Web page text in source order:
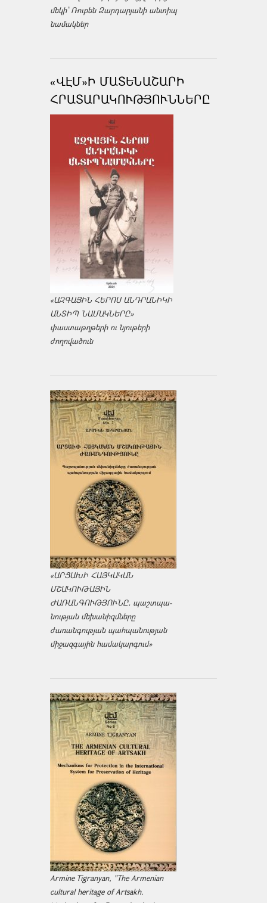
մեկի՝ Ռուբեն Զարդարյանի անտիպ
նամակներ
«ՎԷՄ»Ի ՄԱՏԵՆԱՇԱՐԻ
ՀՐԱՏԱՐԱԿՈՒԹՅՈՒՆՆԵՐԸ
«ԱԶԳԱՅԻՆ ՀԵՐՈՍ ԱՆԴՐԱՆԻԿԻ
ԱՆՏԻՊ ՆԱՄԱԿՆԵՐԸ»
փաստաթղթերի ու նյութերի
ժողովածուն
«ԱՐՑԱԽԻ ՀԱՅԿԱԿԱՆ
ՄՇԱԿՈՒԹԱՅԻՆ
ԺԱՌԱՆԳՈՒԹՅՈՒՆԸ․ պաշտպա­
նության մեխանիզմները
ժառանգության պահպանության
միջազ­գային համակարգում»
Armine Tigranyan, "The Armenian
cultural heritage of Artsakh.